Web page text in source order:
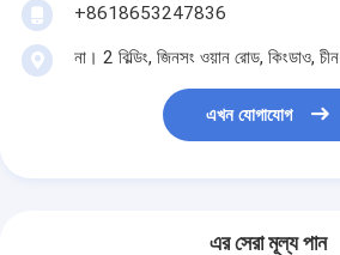
+8618653247836
না। 2 বিল্ডিং, জিনসং ওয়ান রোড, কিংডাও, চীন
এখন যোগাযোগ
এর সেরা মূল্য পান